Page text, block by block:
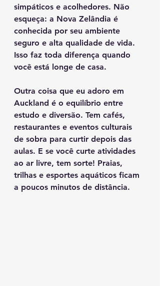
simpáticos e acolhedores. Não
esqueça: a Nova Zelândia é
conhecida por seu ambiente
seguro e alta qualidade de vida.
Isso faz toda diferença quando
você está longe de casa.
Outra coisa que eu adoro em
Auckland é o equilíbrio entre
estudo e diversão. Tem cafés,
restaurantes e eventos culturais
de sobra para curtir depois das
aulas. E se você curte atividades
ao ar livre, tem sorte! Praias,
trilhas e esportes aquáticos ficam
a poucos minutos de distância.